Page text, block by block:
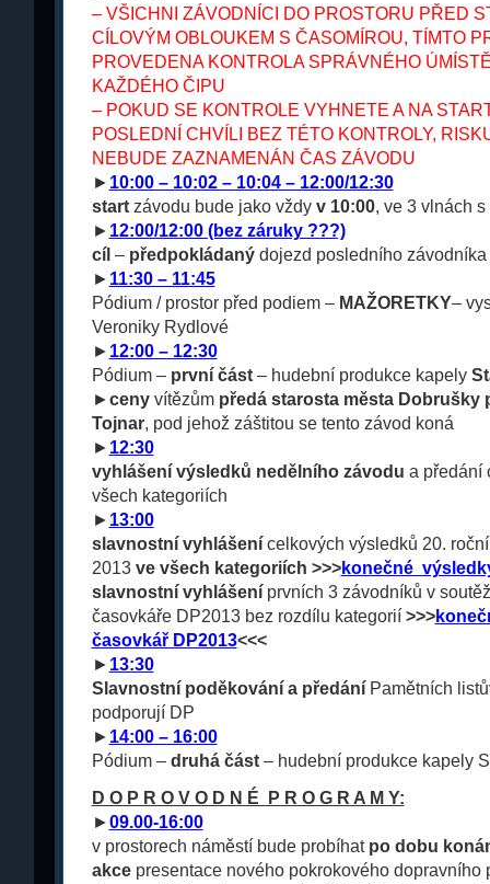
– VŠICHNI ZÁVODNÍCI DO PROSTORU PŘED
CÍLOVÝM OBLOUKEM S ČASOMÍROU, TÍMTO
PROVEDENA KONTROLA SPRÁVNÉHO
KAŽDÉHO ČIPU
– POKUD SE KONTROLE VYHNETE A NA
POSLEDNÍ CHVÍLI BEZ TÉTO KONTROLY,
NEBUDE ZAZNAMENÁN ČAS ZÁVODU
► 10:00 – 10:02 – 10:04 – 12:00/12:30
startzávodu bude jako vždy v 10:00, ve 3 vlnách
► 12:00/12:00 (bez záruky ???)
cíl – předpokládanýdojezd posledního závodníka
► 11:30 – 11:45
Pódium / prostor před podiem – MAŽORETKY–
Veroniky Rydlové
► 12:00 – 12:30
Pódium – první část– hudební produkce kapely
►cenyvítězům předá starosta města Dobrušky
Tojnar, pod jehož záštitou se tento závod koná
► 12:30
vyhlášení výsledků nedělního závodu a předání
všech kategoriích
► 13:00
slavnostní vyhlášenícelkových výsledků 20.
2013 ve všech kategoriích >>>konečné
slavnostní vyhlášeníprvních 3 závodníků v
časovkáře DP2013 bez rozdílu kategorií>>>
časovkář DP2013<<<
► 13:30
Slavnostní poděkování a předání Pamětních
podporují DP
► 14:00 – 16:00
Pódium – druhá část– hudební produkce kapely
D O P R O V O D N É P R O G R A M Y:
►09.00-16:00
v prostorech náměstí bude probíhat po dobu
akce presentace nového pokrokového dopravního